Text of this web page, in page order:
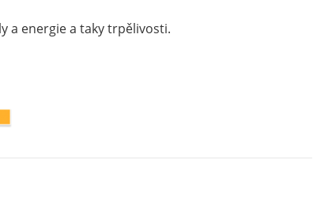
a energie a taky trpělivosti.